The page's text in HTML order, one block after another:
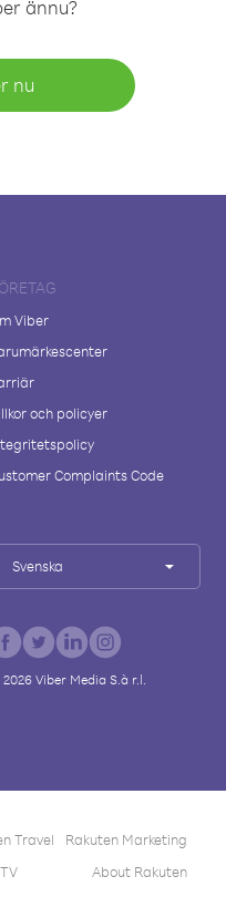
ännu?
nu
Viber
och policyer
Complaints Code
Svenska
2026Viber Media S.à r.l.
Travel
Rakuten Marketing
About Rakuten